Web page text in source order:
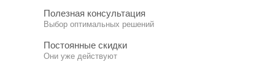
Полезная консультация
Выбор оптимальных решений
Постоянные скидки
Они уже действуют